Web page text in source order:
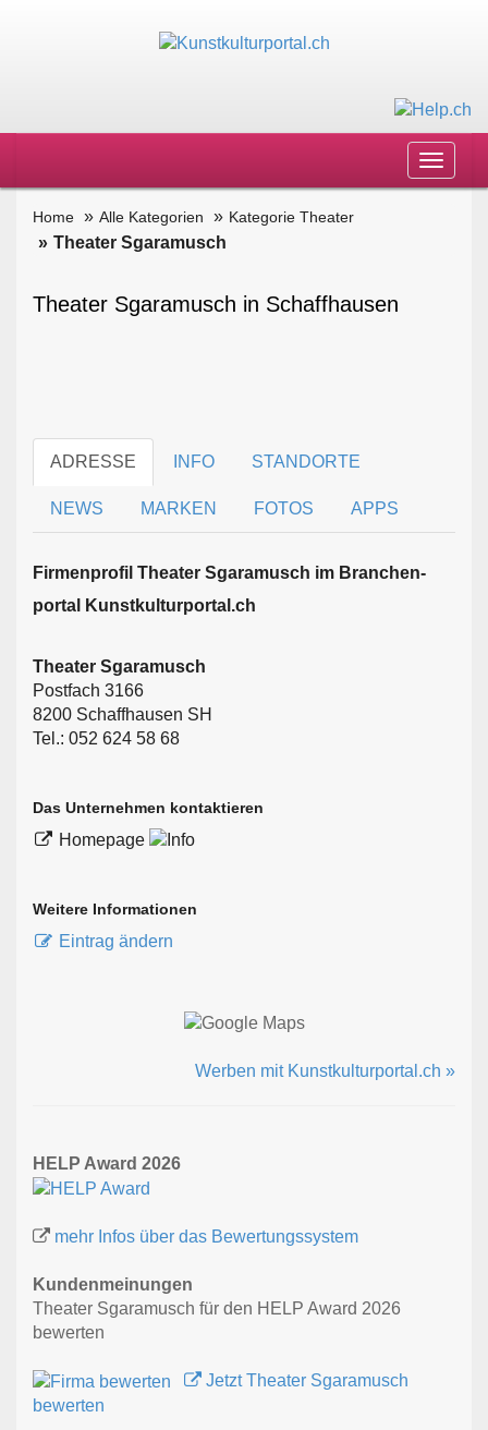
Toggle
Home Alle Kategorien Kategorie Theater
Theater Sgaramusch
Theater Sgaramusch in Schaffhausen
ADRESSE INFO STANDORTE
NEWS MARKEN FOTOS APPS
Firmen­profil Theater Sgaramusch im Branchen­
portal Kunstkulturportal.ch
Theater Sgaramusch
Postfach 3166
8200 Schaffhausen SH
Tel.: 052 624 58 68
Das Unternehmen kontaktieren
Homepage
Weitere Informationen
Eintrag ändern
Werben mit Kunstkulturportal.ch »
HELP Award 2026
mehr Infos über das Bewertungssystem
Kundenmeinungen
Theater Sgaramusch für den HELP Award 2026
bewerten
Jetzt Theater Sgaramusch
bewerten